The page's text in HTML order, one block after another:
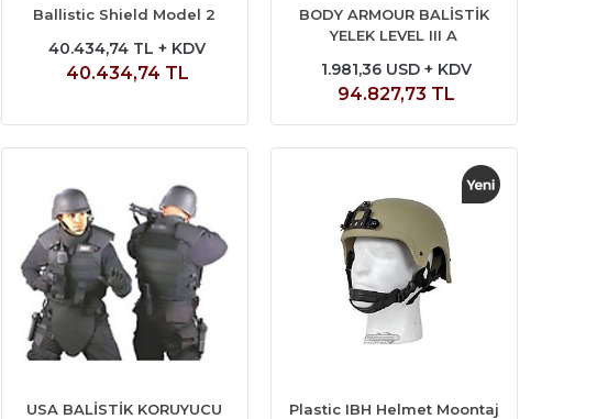
Ballistic Shield Model 2
40.434,74 TL + KDV
40.434,74 TL
BODY ARMOUR BALİSTİK
YELEK LEVEL III A
1.981,36 USD + KDV
94.827,73 TL
USA BALİSTİK KORUYUCU
Plastic IBH Helmet Moontaj